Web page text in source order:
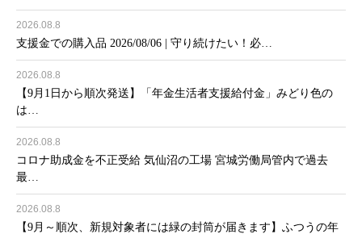
2026.08.8
支援金での購入品 2026/08/06 | 守り続けたい！必…
2026.08.8
【9月1日から順次発送】「年金生活者支援給付金」みどり色の
は…
2026.08.8
コロナ助成金を不正受給 気仙沼の工場 宮城労働局管内で過去
最…
2026.08.8
【9月～順次、新規対象者には緑の封筒が届きます】ふつうの年